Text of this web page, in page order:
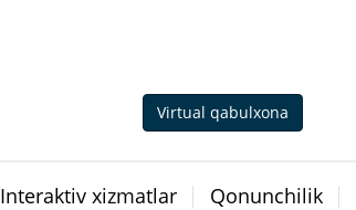
Virtual qabulxona
Interaktiv xizmatlar Qonunchilik